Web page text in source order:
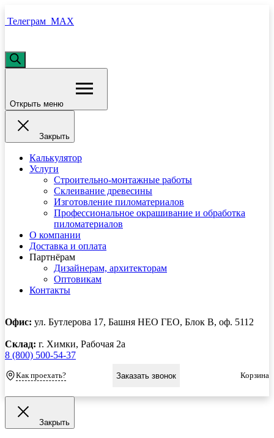
Телеграм MAX
Открыть меню
Закрыть
Калькулятор
Услуги
Строительно-монтажные работы
Склеивание древесины
Изготовление пиломатериалов
Профессиональное окрашивание и обработка
пиломатериалов
О компании
Доставка и оплата
Партнёрам
Дизайнерам, архитекторам
Оптовикам
Контакты
Офис: ул. Бутлерова 17, Башня НЕО ГЕО, Блок В, оф. 5112
Склад: г. Химки, Рабочая 2а
8 (800) 500-54-37
Как проехать? Заказать звонок Корзина
Закрыть